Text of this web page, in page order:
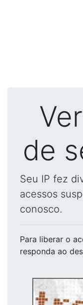
de
Seu IP fez
acessos
conosco.
Para liberar o
responda ao